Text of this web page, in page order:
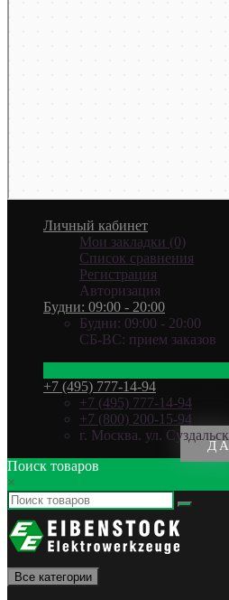
Личный кабинет
Мои закладки (0)
Список сравнения
Регистрация
Авторизация
Будни: 09:00 - 20:00
Будни: 09:00 - 20:00
СБ-ВС: прием заказов
+7 (495) 777-14-94
+7 (495) 777-14-94
+7 (800) 200-15-94
г. Москва. ул.
Поиск товаров
×
Все категории